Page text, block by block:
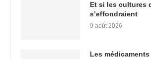
Et si les cultures
s’effondraient
9 août 2026
Les